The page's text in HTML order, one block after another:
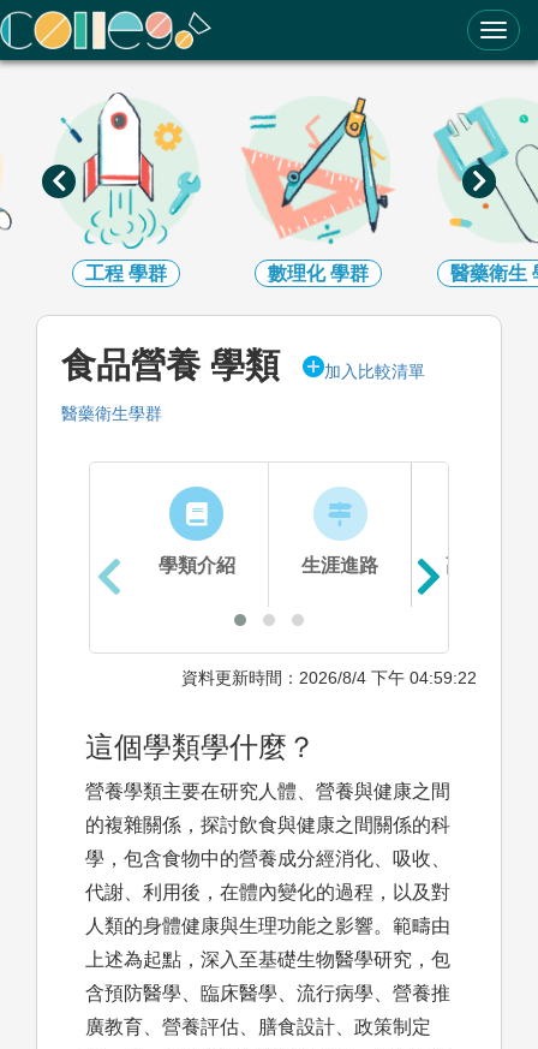
ColleGo! 大學選才與高中育才輔助系統
數理化 醫藥衛生 學群 生
食品營養 學類 加入比較清單
醫藥衛生學群
學類介紹 生涯進路 高中準備
資料更新時間：2026/8/4 下午 04:59:22
這個學類學什麼？
營養學類主要在研究人體、營養與健康之間
的複雜關係，探討飲食與健康之間關係的科
學，包含食物中的營養成分經消化、吸收、
代謝、利用後，在體內變化的過程，以及對
人類的身體健康與生理功能之影響。範疇由
上述為起點，深入至基礎生物醫學研究，包
含預防醫學、臨床醫學、流行病學、營養推
廣教育、營養評估、膳食設計、政策制定